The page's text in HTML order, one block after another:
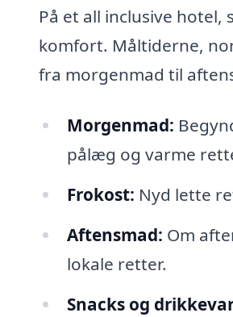
På et all inclusive
komfort. Måltiderne,
fra morgenmad til
Morgenmad:
pålæg og varme
Frokost: Nyd lette
Aftensmad: Om
lokale retter.
Snacks og